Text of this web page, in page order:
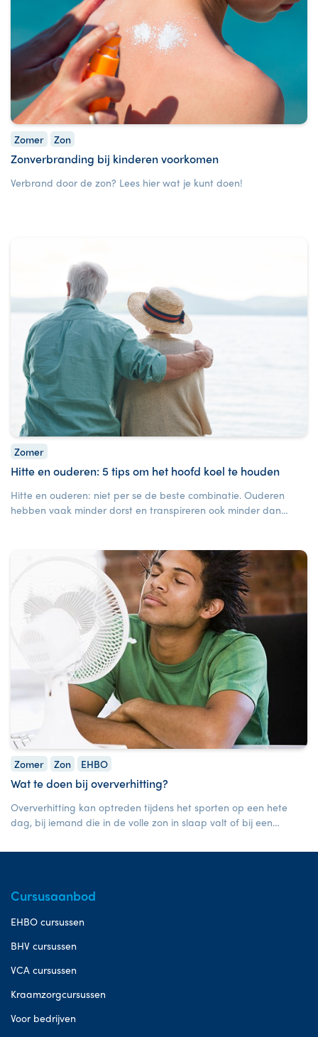
Zomer Zon
Zonverbranding bij kinderen voorkomen
Verbrand door de zon? Lees hier wat je kunt doen!
Zomer
Hitte en ouderen: 5 tips om het hoofd koel te houden
Hitte en ouderen: niet per se de beste combinatie. Ouderen
hebben vaak minder dorst en transpireren ook minder dan
Zomer Zon EHBO
Wat te doen bij oververhitting?
Oververhitting kan optreden tijdens het sporten op een hete
dag, bij iemand die in de volle zon in slaap valt of bij een
is een hitte beroerte?
Cursusaanbod
EHBO cursussen
BHV cursussen
VCA cursussen
Kraamzorgcursussen
Voor bedrijven